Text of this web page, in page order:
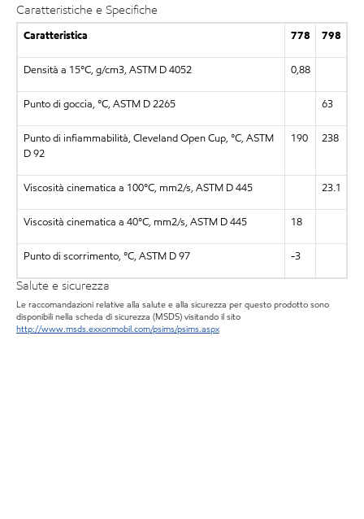
Caratteristiche e Specifiche
Caratteristica 778 798
Densità a 15°C, g/cm3, ASTM D 4052 0,88
Punto di goccia, °C, ASTM D 2265 63
Punto di infiammabilità, Cleveland Open Cup, °C, ASTM
D 92
190 238
Viscosità cinematica a 100°C, mm2/s, ASTM D 445 23.1
Viscosità cinematica a 40°C, mm2/s, ASTM D 445 18
Punto di scorrimento, °C, ASTM D 97 -3
Salute e sicurezza
Le raccomandazioni relative alla salute e alla sicurezza per questo prodotto sono
disponibili nella scheda di sicurezza (MSDS) visitando il sito
http://www.msds.exxonmobil.com/psims/psims.aspx